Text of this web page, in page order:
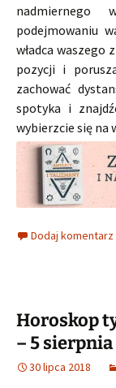
nadmiernego
podejmowaniu
władca waszego
pozycji i
zachować
spotyka i
wybierzcie się na
Dodaj komentarz
Horoskop
– 5 sierpnia
30 lipca 2018